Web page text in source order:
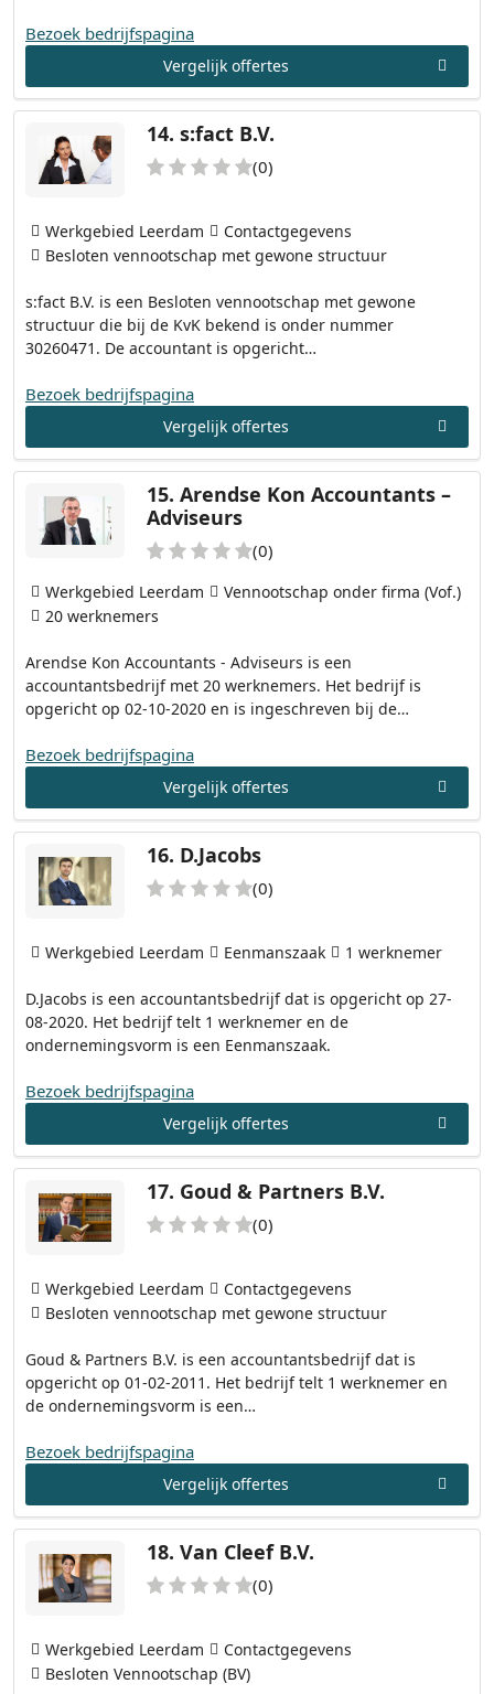
Bezoek bedrijfspagina
Vergelijk offertes
14. s:fact B.V.
(0)
s:fact B.V. is een Besloten vennootschap met gewone
structuur die bij de KvK bekend is onder nummer
30260471. De accountant is opgericht…
Werkgebied Leerdam
Contactgegevens
Besloten vennootschap met gewone structuur
Bezoek bedrijfspagina
Vergelijk offertes
15. Arendse Kon Accountants –
Adviseurs
(0)
Arendse Kon Accountants - Adviseurs is een
accountantsbedrijf met 20 werknemers. Het bedrijf is
opgericht op 02-10-2020 en is ingeschreven bij de…
Werkgebied Leerdam
Vennootschap onder firma (Vof.)
20 werknemers
Bezoek bedrijfspagina
Vergelijk offertes
16. D.Jacobs
(0)
D.Jacobs is een accountantsbedrijf dat is opgericht op 27-
08-2020. Het bedrijf telt 1 werknemer en de
ondernemingsvorm is een Eenmanszaak.
Werkgebied Leerdam Eenmanszaak 1 werknemer
Bezoek bedrijfspagina
Vergelijk offertes
17. Goud & Partners B.V.
(0)
Goud & Partners B.V. is een accountantsbedrijf dat is
opgericht op 01-02-2011. Het bedrijf telt 1 werknemer en
de ondernemingsvorm is een…
Werkgebied Leerdam
Contactgegevens
Besloten vennootschap met gewone structuur
Bezoek bedrijfspagina
Vergelijk offertes
18. Van Cleef B.V.
(0)
Werkgebied Leerdam
Contactgegevens
Besloten Vennootschap (BV)